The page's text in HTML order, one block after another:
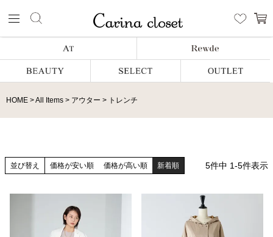
HOME All Items アウター トレンチ
並び替え 価格が安い順 価格が高い順 新着順 5件中 1-5件表示